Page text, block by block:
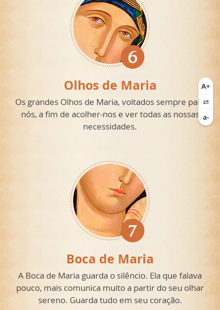
Olhos de Maria
Os grandes Olhos de Maria, voltados sempre para
nós, a fim de acolher-nos e ver todas as nossas
necessidades.
Boca de Maria
A Boca de Maria guarda o silêncio. Ela que falava
pouco, mais comunica muito a partir do seu olhar
sereno. Guarda tudo em seu coração.